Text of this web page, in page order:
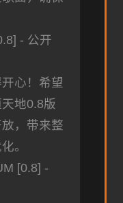
- 公开
心！希望
地0.8版
，带来整
。
[0.8] -